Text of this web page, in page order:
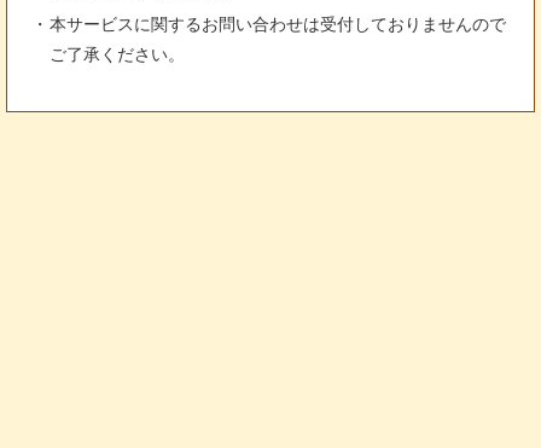
本サービスに関するお問い合わせは受付しておりませんので
ご了承ください。